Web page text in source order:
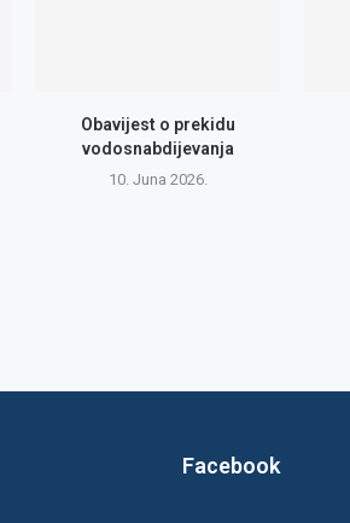
Obavijest o prekidu
vodosnabdijevanja
10. Juna 2026.
Facebook